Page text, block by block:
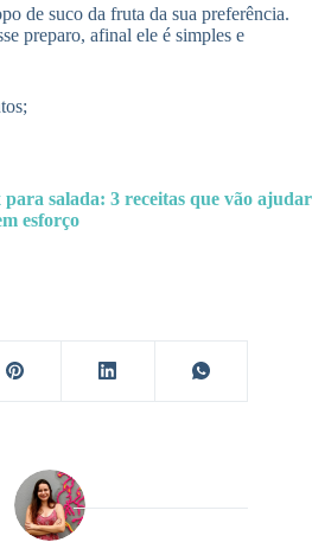
de suco da fruta da sua preferência.
preparo, afinal ele é simples e
salada: 3 receitas que vão ajudar
esforço